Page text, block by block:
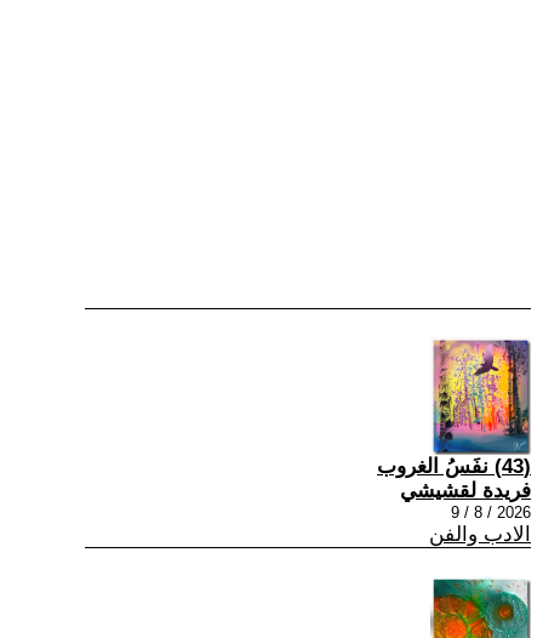
(43) نفَسُ الغروب
فريدة لقشيشي
2026 / 8 / 9
الادب والفن